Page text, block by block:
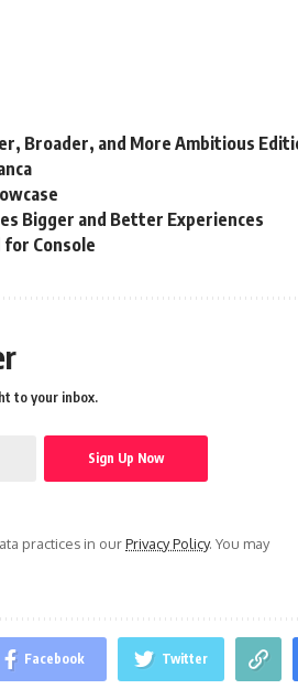
Broader, and More Ambitious
Bigger and Better Experiences
for Console
to your inbox.
practices in ourPrivacy Policy. You may
Facebook Twitter